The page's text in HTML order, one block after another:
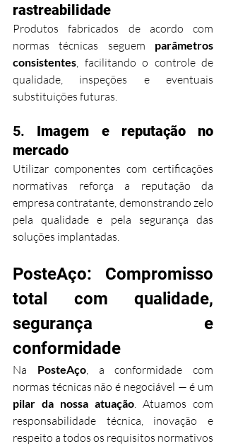
rastreabilidade
Produtos fabricados de acordo com
normas técnicas seguem parâmetros
consistentes , facilitando o controle de
qualidade, inspeções e eventuais
substituições futuras.
5. Imagem e reputação no
mercado
Utilizar componentes com certificações
normativas reforça a reputação da
empresa contratante, demonstrando zelo
pela qualidade e pela segurança das
soluções implantadas.
PosteAço: Compromisso
total com qualidade,
segurança e
conformidade
Na PosteAço, a conformidade com
pilar da nossa atuação . Atuamos com
responsabilidade técnica, inovação e
respeito a todos os requisitos normativos